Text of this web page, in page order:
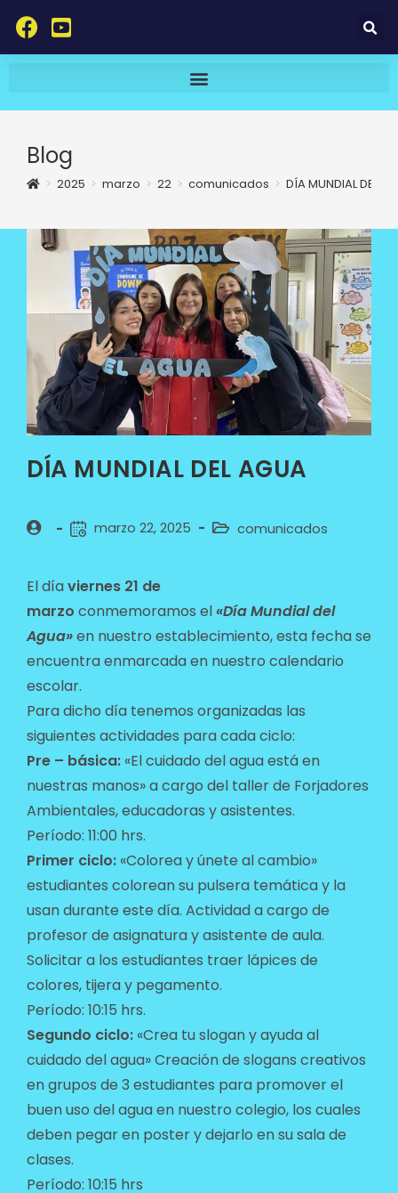
Blog
> 2025 > marzo > 22 > comunicados > DÍA MUNDIAL DEL
DÍA MUNDIAL DEL AGUA
marzo 22, 2025 comunicados
El díaviernes21 de
marzo conmemoramos el «Día Mundial del
Agua»en nuestro establecimiento, esta fecha se
encuentra enmarcada en nuestro calendario
escolar.
Para dicho día tenemos organizadas las
siguientes actividades para cada ciclo:
Pre – básica:«El cuidado del agua está en
nuestras manos» a cargo del taller de Forjadores
Ambientales, educadoras y asistentes.
Período: 11:00 hrs.
Primer ciclo: «Colorea y únete al cambio»
estudiantes colorean su pulsera temática y la
usan durante este día. Actividad a cargo de
profesor de asignatura y asistente de aula.
Solicitar a los estudiantes traer lápices de
colores, tijera y pegamento.
Período: 10:15 hrs.
Segundo ciclo: «Crea tu slogan y ayuda al
cuidado del agua» Creación de slogans creativos
en grupos de 3 estudiantes para promover el
buen uso del agua en nuestro colegio, los cuales
deben pegar en poster y dejarlo en su sala de
clases.
Período: 10:15 hrs